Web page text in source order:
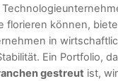
florieren können,
in
Ein Portfolio,
gestreut ist,